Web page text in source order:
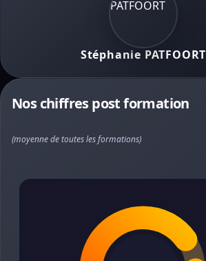
Stéphanie PATFOORT
Nos chiffres post formation
(moyenne de toutes les formations)